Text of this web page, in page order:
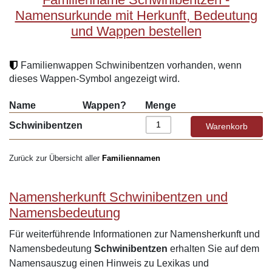
Namensurkunde mit Herkunft, Bedeutung
und Wappen bestellen
Familienwappen Schwinibentzen vorhanden, wenn
dieses Wappen-Symbol angezeigt wird.
Name Wappen?
Menge
Schwinibentzen
Zurück zur Übersicht aller Familiennamen
Namensherkunft Schwinibentzen und
Namensbedeutung
Für weiterführende Informationen zur Namensherkunft und
Namensbedeutung Schwinibentzen erhalten Sie auf dem
Namensauszug einen Hinweis zu Lexikas und